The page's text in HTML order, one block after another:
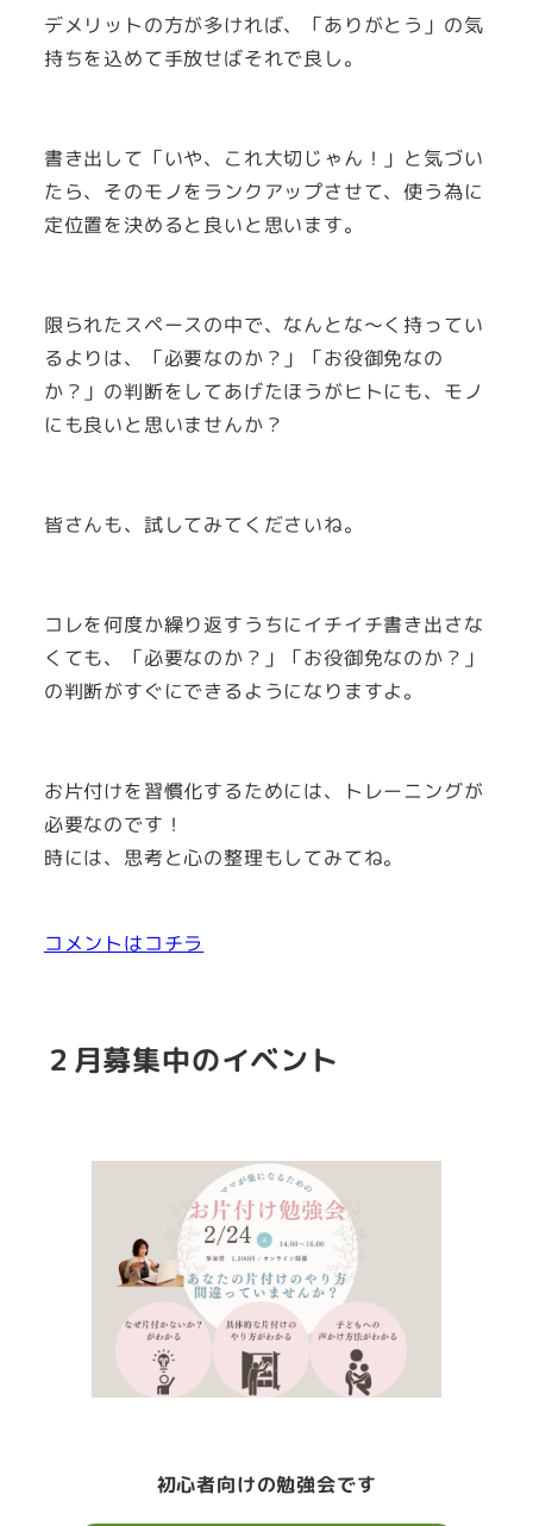
デメリットの方が多ければ、「ありがとう」の気
持ちを込めて手放せばそれで良し。
書き出して「いや、これ大切じゃん！」と気づい
たら、そのモノをランクアップさせて、使う為に
定位置を決めると良いと思います。
限られたスペースの中で、なんとな～く持ってい
るよりは、「必要なのか？」「お役御免なの
か？」の判断をしてあげたほうがヒトにも、モノ
にも良いと思いませんか？
皆さんも、試してみてくださいね。
コレを何度か繰り返すうちにイチイチ書き出さな
くても、「必要なのか？」「お役御免なのか？」
の判断がすぐにできるようになりますよ。
お片付けを習慣化するためには、トレーニングが
必要なのです！
時には、思考と心の整理もしてみてね。
コメントはコチラ
２月募集中のイベント
初心者向けの勉強会です